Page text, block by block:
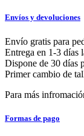
Envíos y devoluciones
Envío gratis para
Entrega en 1-3 días
Dispone de 30 días
Primer cambio de
Para más
Formas de pago